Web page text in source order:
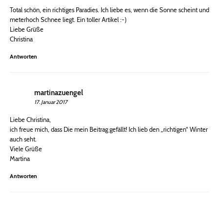
Total schön, ein richtiges Paradies. Ich liebe es, wenn die Sonne scheint und
meterhoch Schnee liegt. Ein toller Artikel :-)
Liebe Grüße
Christina
Antworten
martinazuengel
17. Januar 2017
Liebe Christina,
ich freue mich, dass Die mein Beitrag gefällt! Ich lieb den „richtigen“ Winter
auch seht.
Viele Grüße
Martina
Antworten